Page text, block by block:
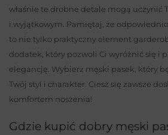
właśnie te drobne detale mogą uczynić
i wyjątkowym. Pamiętaj, że
to nie tylko praktyczny element
dodatek, który pozwoli Ci wyróżnić się i
elegancję. Wybierz męski pasek, który
Twój styl i charakter. Ciesz się zawsze
komfortem noszenia!
Gdzie kupić dobry męski